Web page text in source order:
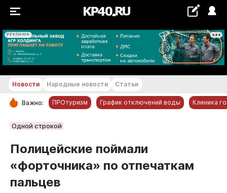
РЕКЛАМА
+18...+19 °С
РУБРИКИ
Обнинск
Новости компаний
Статьи
Народные новости
Новости Народные новости Статьи
Важно: ПРОтуризм График отключений воды Клиника
Одной строкой
Полицейские поймали
«форточника» по отпечаткам
пальцев